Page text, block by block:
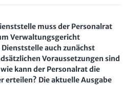
muss der Personalrat
Verwaltungsgericht
auch zunächst
Voraussetzungen sind
kann der Personalrat die
erteilen? Die aktuelle Ausgabe